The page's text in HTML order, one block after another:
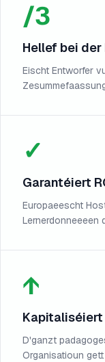
/3
Hellef bei
Eischt Entworfer
✓
Garantéiert
Europaeescht
Lernerdonneeeen
↑
D'ganzt
Organisatioun